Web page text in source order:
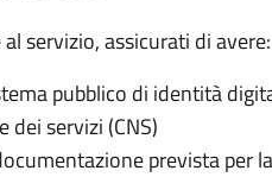
servizio, assicurati di avere:
pubblico di identità
dei servizi (CNS)
prevista per